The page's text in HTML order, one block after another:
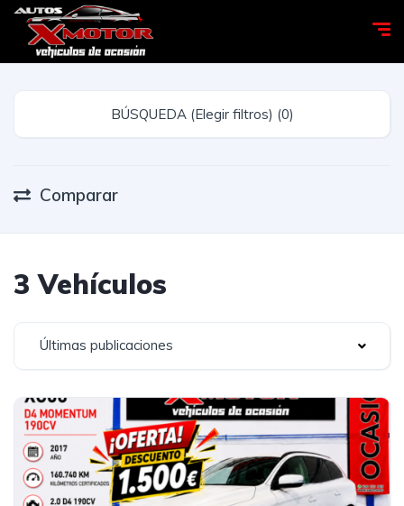
BÚSQUEDA (Elegir filtros) (0)
Comparar
3 Vehículos
Últimas publicaciones